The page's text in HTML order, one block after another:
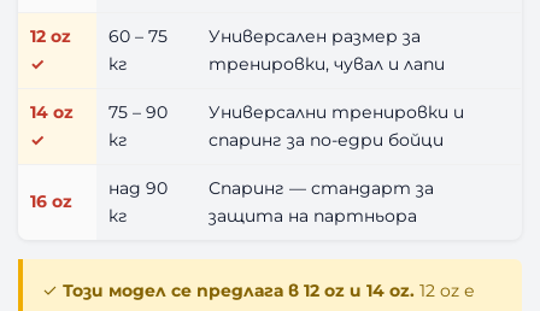
12 oz
✓
60 – 75
кг
Универсален размер за
тренировки, чувал и лапи
14 oz
✓
75 – 90
кг
Универсални тренировки и
спаринг за по-едри бойци
16 oz
над 90
кг
Спаринг — стандарт за
защита на партньора
✓Този модел се предлага в 12 oz и 14 oz. 12 oz е